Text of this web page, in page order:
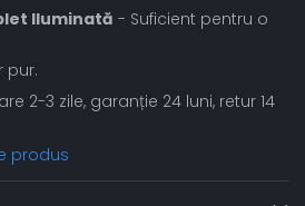
Iluminată - Suficient pentru o
pur.
2-3 zile, garanție 24 luni, retur 14
produs